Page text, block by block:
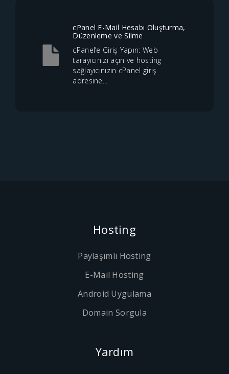
cPanel E-Mail Hesabı Oluşturma,
Düzenleme ve Silme
cPanel’e Giriş Yapın: Web
tarayıcınızı açın ve hosting
sağlayıcınızın cPanel giriş
adresine...
Hosting
Paylaşımlı Hosting
E-Mail Hosting
Android Uygulama
Domain Sorgula
Yardım